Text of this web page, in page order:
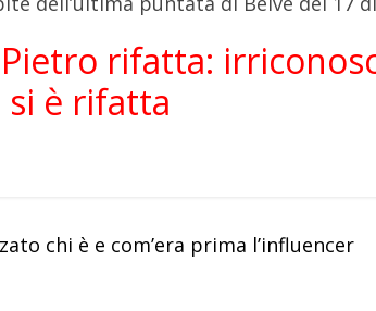
rifatta:
si è rifatta
chi è e com’era prima l’influencer